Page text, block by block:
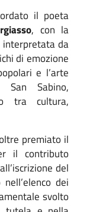
il poeta
, con la
interpretata da
di emozione
e l’arte
Sabino,
tra cultura,
premiato il
il contributo
del
dei
svolto